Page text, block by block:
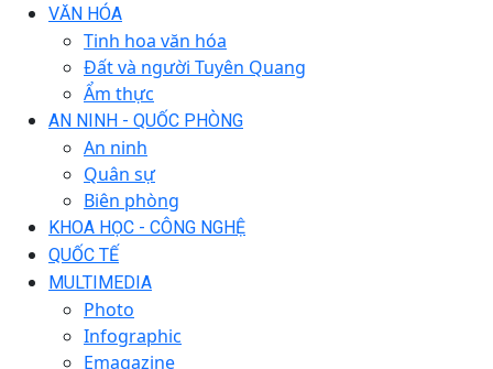
VĂN HÓA
Tinh hoa văn hóa
Đất và người Tuyên Quang
Ẩm thực
AN NINH - QUỐC PHÒNG
An ninh
Quân sự
Biên phòng
KHOA HỌC - CÔNG NGHỆ
QUỐC TẾ
MULTIMEDIA
Photo
Infographic
Emagazine